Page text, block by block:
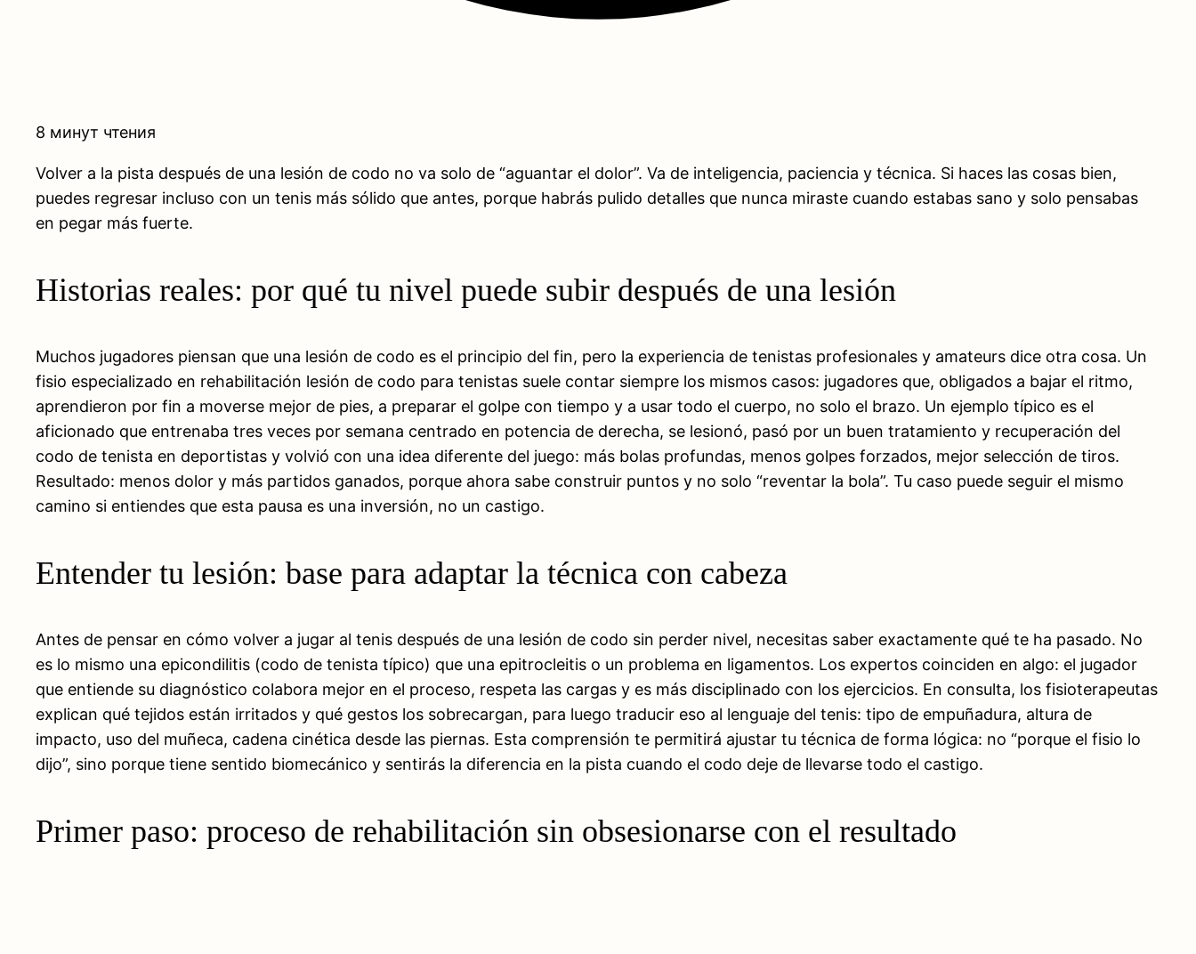
8 минут чтения
Volver a la pista después de una lesión de codo no va solo de “aguantar el dolor”. Va de inteligencia, paciencia y técnica. Si haces las cosas bien,
puedes regresar incluso con un tenis más sólido que antes, porque habrás pulido detalles que nunca miraste cuando estabas sano y solo pensabas
en pegar más fuerte.
Historias reales: por qué tu nivel puede subir después de una lesión
Muchos jugadores piensan que una lesión de codo es el principio del fin, pero la experiencia de tenistas profesionales y amateurs dice otra cosa. Un
fisio especializado en rehabilitación lesión de codo para tenistas suele contar siempre los mismos casos: jugadores que, obligados a bajar el ritmo,
aprendieron por fin a moverse mejor de pies, a preparar el golpe con tiempo y a usar todo el cuerpo, no solo el brazo. Un ejemplo típico es el
aficionado que entrenaba tres veces por semana centrado en potencia de derecha, se lesionó, pasó por un buen tratamiento y recuperación del
codo de tenista en deportistas y volvió con una idea diferente del juego: más bolas profundas, menos golpes forzados, mejor selección de tiros.
Resultado: menos dolor y más partidos ganados, porque ahora sabe construir puntos y no solo “reventar la bola”. Tu caso puede seguir el mismo
camino si entiendes que esta pausa es una inversión, no un castigo.
Entender tu lesión: base para adaptar la técnica con cabeza
Antes de pensar en cómo volver a jugar al tenis después de una lesión de codo sin perder nivel, necesitas saber exactamente qué te ha pasado. No
es lo mismo una epicondilitis (codo de tenista típico) que una epitrocleitis o un problema en ligamentos. Los expertos coinciden en algo: el jugador
que entiende su diagnóstico colabora mejor en el proceso, respeta las cargas y es más disciplinado con los ejercicios. En consulta, los fisioterapeutas
explican qué tejidos están irritados y qué gestos los sobrecargan, para luego traducir eso al lenguaje del tenis: tipo de empuñadura, altura de
impacto, uso del muñeca, cadena cinética desde las piernas. Esta comprensión te permitirá ajustar tu técnica de forma lógica: no “porque el fisio lo
dijo”, sino porque tiene sentido biomecánico y sentirás la diferencia en la pista cuando el codo deje de llevarse todo el castigo.
Primer paso: proceso de rehabilitación sin obsesionarse con el resultado